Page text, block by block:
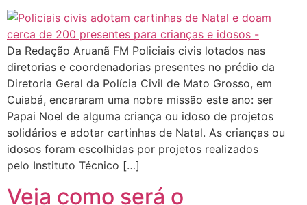
Da Redação Aruanã FM Policiais civis lotados nas
diretorias e coordenadorias presentes no prédio da
Diretoria Geral da Polícia Civil de Mato Grosso, em
Cuiabá, encararam uma nobre missão este ano: ser
Papai Noel de alguma criança ou idoso de projetos
solidários e adotar cartinhas de Natal. As crianças ou
idosos foram escolhidas por projetos realizados
pelo Instituto Técnico […]
Veja como será o